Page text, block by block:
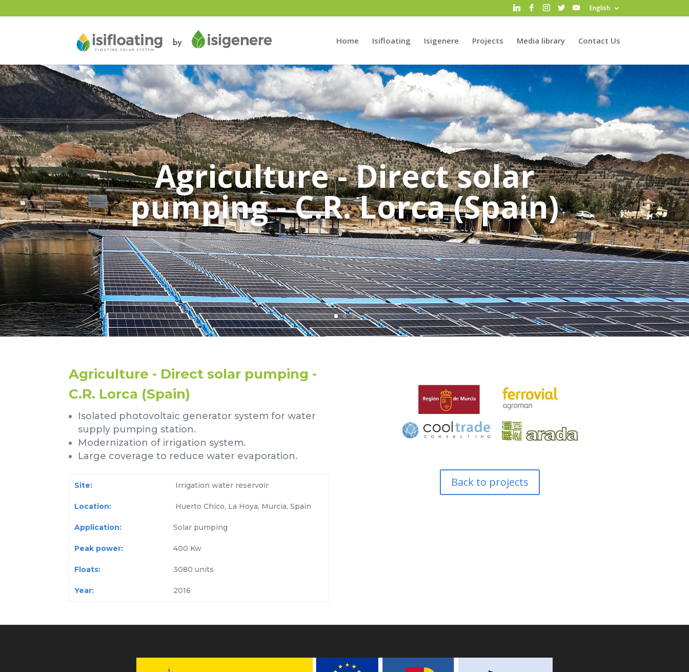
English
Home Isifloating Isigenere Projects Media library Contact Us
Agriculture - Direct solar
pumping - C.R. Lorca (Spain)
Agriculture - Direct solar pumping -
C.R. Lorca (Spain)
Isolated photovoltaic generator system for water
supply pumping station.
Modernization of irrigation system.
Large coverage to reduce water evaporation.
Site: Irrigation water reservoir
Location: Huerto Chico, La Hoya, Murcia, Spain
Application: Solar pumping
Peak power: 400 Kw
Floats: 3080 units
Year: 2016
Back to projects